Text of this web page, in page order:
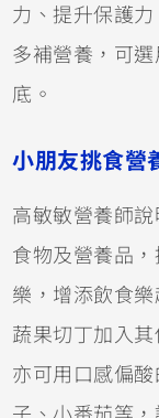
力、提升保護
多補營養，可
底。
小朋友挑食營
高敏敏營養師
食物及營養品
樂，增添飲食
蔬果切丁加入
亦可用口感偏